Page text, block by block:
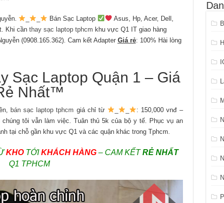
Bán Sạc Laptop
Asus, Hp, Acer, Dell,
Khi cần thay sạc laptop tphcm khu vực Q1 IT giao hàng
(0908.165.362). Cam kết Adapter Giá rẻ: 100% Hài lòng
Sạc Laptop Quận 1 – Giá
Nhất™
bán sạc laptop tphcm giá chỉ từ
: 150,000 vnđ –
tôi vẫn làm việc. Tuân thủ 5k của bộ y tế. Phục vụ an
tại chỗ gần khu vực Q1 và các quận khác trong Tphcm.
KHOTỚIKHÁCH HÀNG– CAM KẾTRẺ NHẤT
Q1 TPHCM